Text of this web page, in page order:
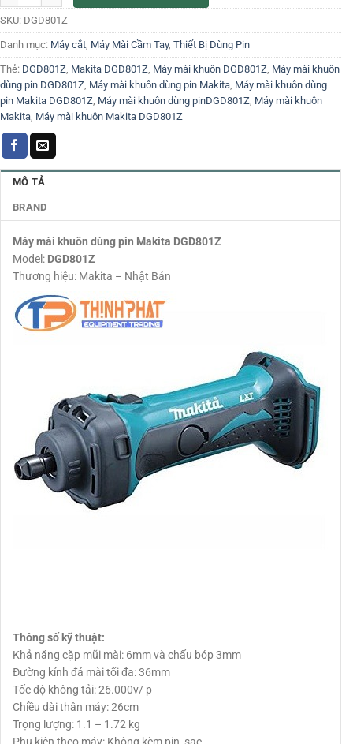
SKU: DGD801Z
Danh mục: Máy cắt, Máy Mài Cầm Tay, Thiết Bị Dùng Pin
Thẻ: DGD801Z, Makita DGD801Z, Máy mài khuôn DGD801Z, Máy mài khuôn
dùng pin DGD801Z, Máy mài khuôn dùng pin Makita, Máy mài khuôn dùng
pin Makita DGD801Z, Máy mài khuôn dùng pinDGD801Z, Máy mài khuôn
Makita, Máy mài khuôn Makita DGD801Z
MÔ TẢ
BRAND
Máy mài khuôn dùng pin Makita DGD801Z
Model: DGD801Z
Thương hiệu: Makita – Nhật Bản
Thông số kỹ thuật:
Khả năng cặp mũi mài: 6mm và chấu bóp 3mm
Đường kính đá mài tối đa: 36mm
Tốc độ không tải: 26.000v/ p
Chiều dài thân máy: 26cm
Trọng lượng: 1.1 – 1.72 kg